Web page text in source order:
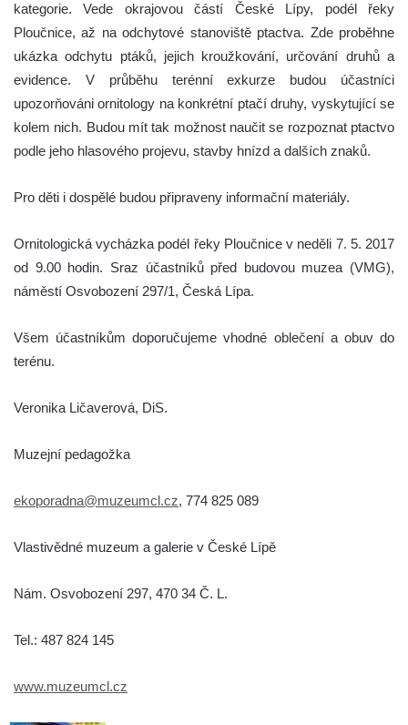
kategorie. Vede okrajovou částí České Lípy, podél řeky
Ploučnice, až na odchytové stanoviště ptactva. Zde proběhne
ukázka odchytu ptáků, jejich kroužkování, určování druhů a
evidence. V průběhu terénní exkurze budou účastníci
upozorňováni ornitology na konkrétní ptačí druhy, vyskytující se
kolem nich. Budou mít tak možnost naučit se rozpoznat ptactvo
podle jeho hlasového projevu, stavby hnízd a dalších znaků.
Pro děti i dospělé budou připraveny informační materiály.
Ornitologická vycházka podél řeky Ploučnice v neděli 7. 5. 2017
od 9.00 hodin. Sraz účastníků před budovou muzea (VMG),
náměstí Osvobození 297/1, Česká Lípa.
Všem účastníkům doporučujeme vhodné oblečení a obuv do
terénu.
Veronika Ličaverová, DiS.
Muzejní pedagožka
ekoporadna@muzeumcl.cz, 774 825 089
Vlastivědné muzeum a galerie v České Lípě
Nám. Osvobození 297, 470 34 Č. L.
Tel.: 487 824 145
www.muzeumcl.cz